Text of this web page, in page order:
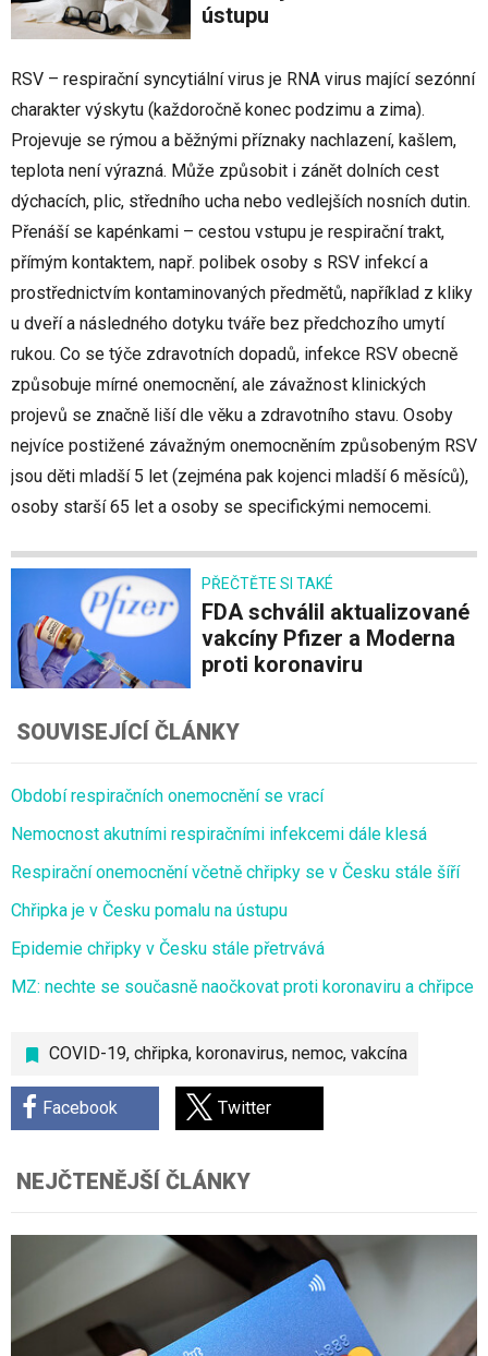
ústupu
RSV – respirační syncytiální virus je RNA virus mající sezónní
charakter výskytu (každoročně konec podzimu a zima).
Projevuje se rýmou a běžnými příznaky nachlazení, kašlem,
teplota není výrazná. Může způsobit i zánět dolních cest
dýchacích, plic, středního ucha nebo vedlejších nosních dutin.
Přenáší se kapénkami – cestou vstupu je respirační trakt,
přímým kontaktem, např. polibek osoby s RSV infekcí a
prostřednictvím kontaminovaných předmětů, například z kliky
u dveří a následného dotyku tváře bez předchozího umytí
rukou. Co se týče zdravotních dopadů, infekce RSV obecně
způsobuje mírné onemocnění, ale závažnost klinických
projevů se značně liší dle věku a zdravotního stavu. Osoby
nejvíce postižené závažným onemocněním způsobeným RSV
jsou děti mladší 5 let (zejména pak kojenci mladší 6 měsíců),
osoby starší 65 let a osoby se specifickými nemocemi.
PŘEČTĚTE SI TAKÉ
FDA schválil aktualizované
vakcíny Pfizer a Moderna
proti koronaviru
COVID-19, chřipka, koronavirus, nemoc, vakcína
Facebook Twitter
SOUVISEJÍCÍ ČLÁNKY
Období respiračních onemocnění se vrací
Nemocnost akutními respiračními infekcemi dále klesá
Respirační onemocnění včetně chřipky se v Česku stále šíří
Chřipka je v Česku pomalu na ústupu
Epidemie chřipky v Česku stále přetrvává
MZ: nechte se současně naočkovat proti koronaviru a chřipce
NEJČTENĚJŠÍ ČLÁNKY